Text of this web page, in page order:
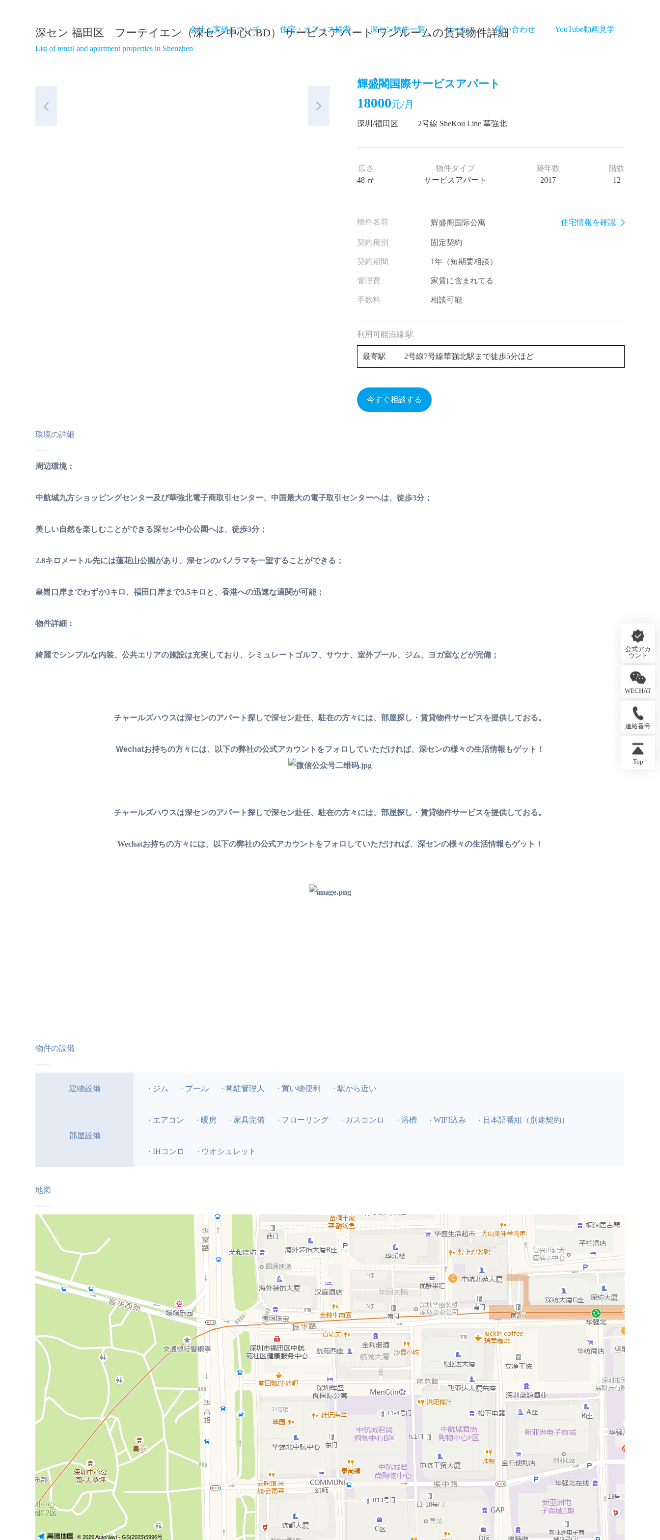
会社と実績について 住宅・オフィス検索 深セン物件一覧 サービス 問い合わせ YouTube動画見学
深セン 福田区 フーテイエン（深セン中心CBD） サービスアパート ワンルームの賃貸物件詳細
List of rental and apartment properties in Shenzhen
輝盛閣国際サービスアパート
18000元/月
深圳/福田区 2号線 SheKou Line 華強北
広さ
48 ㎡
物件タイプ
サービスアパート
築年数
2017
階数
12
物件名前 辉盛阁国际公寓 住宅情報を確認
契約種別 固定契約
契約期間 1年（短期要相談）
管理費 家賃に含まれてる
手数料 相談可能
利用可能沿線/駅
最寄駅 2号線7号線華強北駅まで徒歩5分ほど
今すぐ相談する
環境の詳細
周辺環境：
中航城九方ショッピングセンター及び華強北電子商取引センター、中国最大の電子取引センターへは、徒歩3分；
美しい自然を楽しむことができる深セン中心公園へは、徒歩3分；
2.8キロメートル先には蓮花山公園があり、深センのパノラマを一望することができる；
皇崗口岸までわずか3キロ、福田口岸まで3.5キロと、香港への迅速な通関が可能；
物件詳細：
綺麗でシンプルな内装、公共エリアの施設は充実しており、シミュレートゴルフ、サウナ、室外プール、ジム、ヨガ室などが完備；
チャールズハウスは深センのアパート探しで深セン赴任、駐在の方々には、部屋探し・賃貸物件サービスを提供しておる。
Wechatお持ちの方々には、以下の弊社の公式アカウントをフォロしていただければ、深センの様々の生活情報もゲット！
チャールズハウスは深センのアパート探しで深セン赴任、駐在の方々には、部屋探し・賃貸物件サービスを提供しておる。
Wechatお持ちの方々には、以下の弊社の公式アカウントをフォロしていただければ、深センの様々の生活情報もゲット！
物件の設備
建物設備 · ジム · プール · 常駐管理人 · 買い物便利 · 駅から近い
部屋設備
· エアコン · 暖房 · 家具完備 · フローリング · ガスコンロ · 浴槽 · WIFI込み · 日本語番組（別途契約）
· IHコンロ · ウオシュレット
地図
© 2026 AutoNavi- GS(2025)5996号
公式アカ
ウント
WECHAT
連絡番号
Top